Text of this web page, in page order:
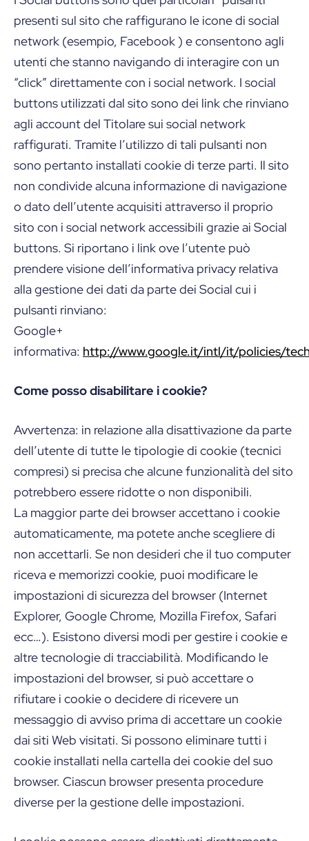
presenti sul sito che raffigurano le icone di social
network (esempio, Facebook ) e consentono agli
utenti che stanno navigando di interagire con un
“click” direttamente con i social network. I social
buttons utilizzati dal sito sono dei link che rinviano
agli account del Titolare sui social network
raffigurati. Tramite l’utilizzo di tali pulsanti non
sono pertanto installati cookie di terze parti. Il sito
non condivide alcuna informazione di navigazione
o dato dell’utente acquisiti attraverso il proprio
sito con i social network accessibili grazie ai Social
buttons. Si riportano i link ove l’utente può
prendere visione dell’informativa privacy relativa
alla gestione dei dati da parte dei Social cui i
pulsanti rinviano:
Google+
informativa: http://www.google.it/intl/it/policies/
Come posso disabilitare i cookie?
Avvertenza: in relazione alla disattivazione da parte
dell’utente di tutte le tipologie di cookie (tecnici
compresi) si precisa che alcune funzionalità del sito
potrebbero essere ridotte o non disponibili.
La maggior parte dei browser accettano i cookie
automaticamente, ma potete anche scegliere di
non accettarli. Se non desideri che il tuo computer
riceva e memorizzi cookie, puoi modificare le
impostazioni di sicurezza del browser (Internet
Explorer, Google Chrome, Mozilla Firefox, Safari
ecc…). Esistono diversi modi per gestire i cookie e
altre tecnologie di tracciabilità. Modificando le
impostazioni del browser, si può accettare o
rifiutare i cookie o decidere di ricevere un
messaggio di avviso prima di accettare un cookie
dai siti Web visitati. Si possono eliminare tutti i
cookie installati nella cartella dei cookie del suo
browser. Ciascun browser presenta procedure
diverse per la gestione delle impostazioni.